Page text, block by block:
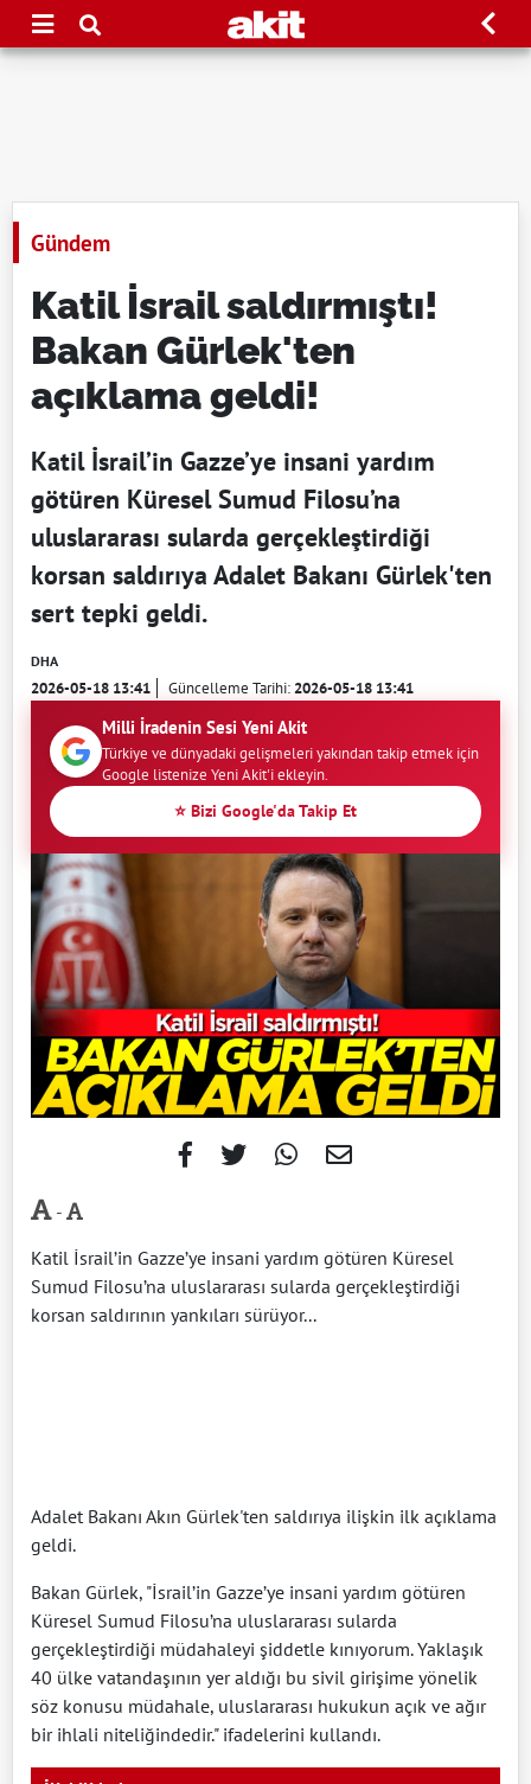
Gündem
Katil İsrail saldırmıştı!
Bakan Gürlek'ten
açıklama geldi!
Katil İsrail’in Gazze’ye insani yardım
götüren Küresel Sumud Filosu’na
uluslararası sularda gerçekleştirdiği
korsan saldırıya Adalet Bakanı Gürlek'ten
sert tepki geldi.
DHA
2026-05-18 13:41 Güncelleme Tarihi:2026-05-18 13:41
Milli İradenin Sesi Yeni Akit
Türkiye ve dünyadaki gelişmeleri yakından takip etmek için
Google listenize Yeni Akit'i ekleyin.
⭐ Bizi Google'da Takip Et
-
Katil İsrail’in Gazze’ye insani yardım götüren Küresel
Sumud Filosu’na uluslararası sularda gerçekleştirdiği
korsan saldırının yankıları sürüyor...
Adalet Bakanı Akın Gürlek'ten saldırıya ilişkin ilk açıklama
geldi.
Bakan Gürlek, "İsrail’in Gazze’ye insani yardım götüren
Küresel Sumud Filosu’na uluslararası sularda
gerçekleştirdiği müdahaleyi şiddetle kınıyorum. Yaklaşık
40 ülke vatandaşının yer aldığı bu sivil girişime yönelik
söz konusu müdahale, uluslararası hukukun açık ve ağır
bir ihlali niteliğindedir." ifadelerini kullandı.